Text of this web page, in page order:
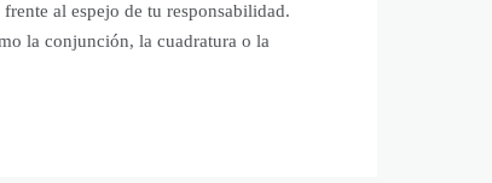
al espejo de tu responsabilidad.
la conjunción, la cuadratura o la